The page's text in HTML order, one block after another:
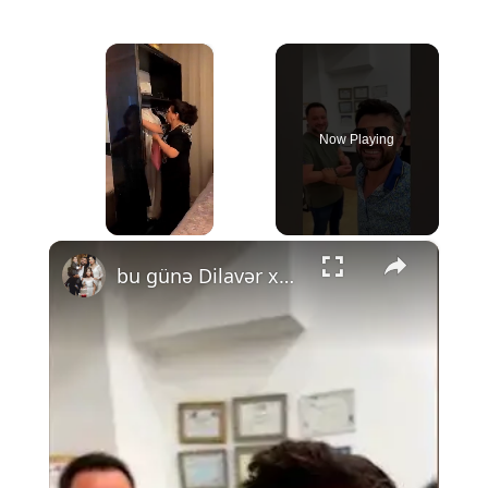
×
Now Playing
×
bu günə Dilavər xanımla başıadıq